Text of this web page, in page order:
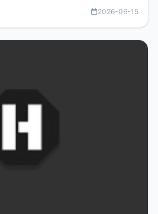
官网地址：
2026-06-15